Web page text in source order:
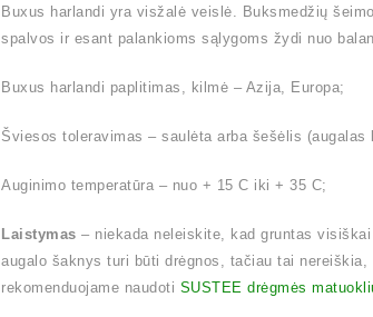
Buxus harlandi yra visžalė veislė. Buksmedžių
spalvos ir esant palankioms sąlygoms žydi nuo
Buxus harlandi paplitimas, kilmė – Azija, Europa;
Šviesos toleravimas – saulėta arba šešėlis
Auginimo temperatūra – nuo + 15 C iki + 35 C;
Laistymas – niekada neleiskite, kad gruntas
augalo šaknys turi būti drėgnos, tačiau tai
rekomenduojame naudoti SUSTEE drėgmės